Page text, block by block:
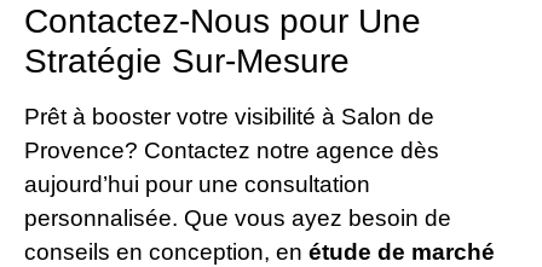
Contactez-Nous pour Une
Stratégie Sur-Mesure
Prêt à booster votre visibilité à Salon de
Provence? Contactez notre agence dès
aujourd’hui pour une consultation
personnalisée. Que vous ayez besoin de
conseils en conception, en étude de marché